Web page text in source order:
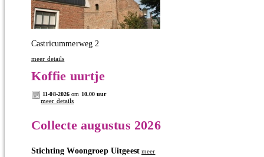
Castricummerweg 2
meer details
Koffie uurtje
11-08-2026 om 10.00 uur
meer details
Collecte augustus 2026
Stichting Woongroep Uitgeest meer